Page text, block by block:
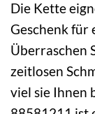
Die Kette
Geschenk für
Überraschen
zeitlosen
viel sie Ihnen